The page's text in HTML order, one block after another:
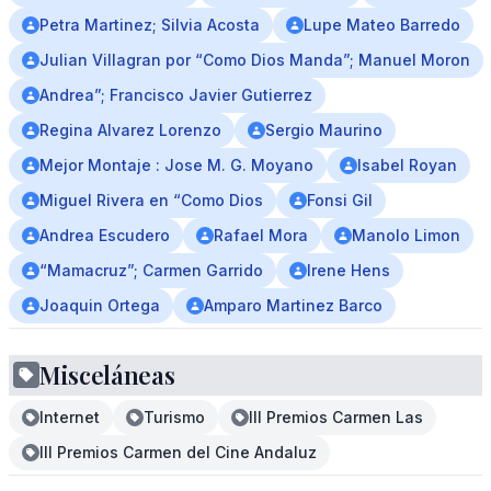
Petra Martinez; Silvia Acosta
Lupe Mateo Barredo
Julian Villagran por “Como Dios Manda”; Manuel Moron
Andrea”; Francisco Javier Gutierrez
Regina Alvarez Lorenzo
Sergio Maurino
Mejor Montaje : Jose M. G. Moyano
Isabel Royan
Miguel Rivera en “Como Dios
Fonsi Gil
Andrea Escudero
Rafael Mora
Manolo Limon
“Mamacruz”; Carmen Garrido
Irene Hens
Joaquin Ortega
Amparo Martinez Barco
Misceláneas
Internet Turismo
III Premios Carmen Las
III Premios Carmen del Cine Andaluz